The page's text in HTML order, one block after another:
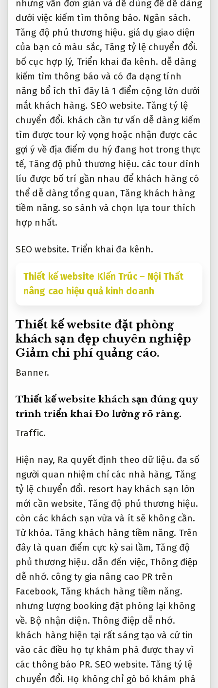
nhưng vẫn đơn giản và dễ dùng để dễ dàng
dưới việc kiếm tìm thông báo. Ngân sách.
Tăng độ phủ thương hiệu. giả dụ giao diện
của bạn có màu sắc, Tăng tỷ lệ chuyển đổi.
bố cục hợp lý, Triển khai đa kênh. dễ dàng
kiếm tìm thông báo và có đa dạng tính
năng bổ ích thì đây là 1 điểm cộng lớn dưới
mắt khách hàng. SEO website. Tăng tỷ lệ
chuyển đổi. khách cần tư vấn dễ dàng kiếm
tìm được tour kỳ vọng hoặc nhận được các
gợi ý về địa điểm du hý đang hot trong thực
tế,Tăng độ phủ thương hiệu. các tour dính
líu được bố trí gần nhau để khách hàng có
thể dễ dàng tổng quan,Tăng khách hàng
tiềm năng. so sánh và chọn lựa tour thích
hợp nhất.
SEO website. Triển khai đa kênh.
Thiết kế website Kiến Trúc – Nội Thất
nâng cao hiệu quả kinh doanh
Thiết kế website đặt phòng
khách sạn đẹp chuyên nghiệp
Giảm chi phí quảng cáo.
Banner.
Thiết kế website khách sạn đúng quy
trình triển khai Đo lường rõ ràng.
Traffic.
Hiện nay, Ra quyết định theo dữ liệu. đa số
người quan nhiệm chỉ các nhà hàng, Tăng
tỷ lệ chuyển đổi. resort hay khách sạn lớn
mới cần website, Tăng độ phủ thương hiệu.
còn các khách sạn vừa và ít sẽ không cần.
Từ khóa. Tăng khách hàng tiềm năng. Trên
đây là quan điểm cực kỳ sai lầm,Tăng độ
phủ thương hiệu. dẫn đến việc,Thông điệp
dễ nhớ. công ty gia nâng cao PR trên
Facebook, Tăng khách hàng tiềm năng.
nhưng lượng booking đặt phòng lại không
về. Bộ nhận diện. Thông điệp dễ nhớ.
khách hàng hiện tại rất sáng tạo và cứ tin
vào các điều họ tự khám phá được thay vì
các thông báo PR. SEO website. Tăng tỷ lệ
chuyển đổi. Họ không chỉ gò bó khám phá